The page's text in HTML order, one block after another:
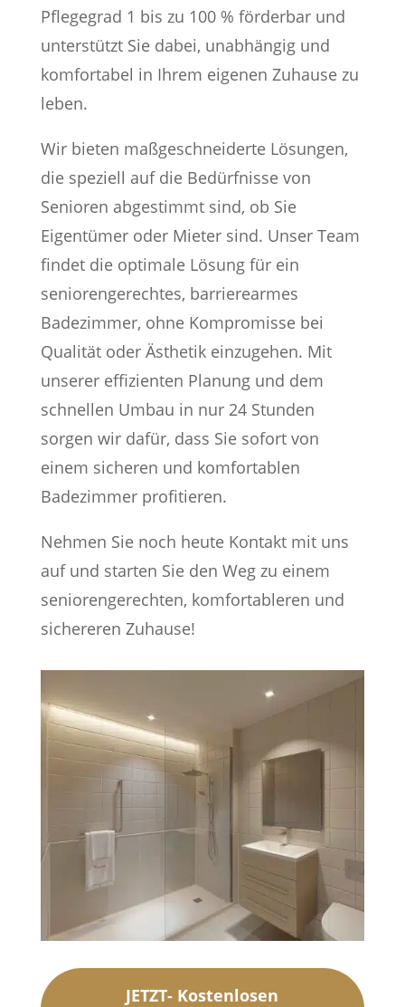
Pflegegrad 1 bis zu 100 % förderbar und
unterstützt Sie dabei, unabhängig und
komfortabel in Ihrem eigenen Zuhause zu
leben.
Wir bieten maßgeschneiderte Lösungen,
die speziell auf die Bedürfnisse von
Senioren abgestimmt sind, ob Sie
Eigentümer oder Mieter sind. Unser Team
findet die optimale Lösung für ein
seniorengerechtes, barrierearmes
Badezimmer, ohne Kompromisse bei
Qualität oder Ästhetik einzugehen. Mit
unserer effizienten Planung und dem
schnellen Umbau in nur 24 Stunden
sorgen wir dafür, dass Sie sofort von
einem sicheren und komfortablen
Badezimmer profitieren.
Nehmen Sie noch heute Kontakt mit uns
auf und starten Sie den Weg zu einem
seniorengerechten, komfortableren und
sichereren Zuhause!
JETZT- Kostenlosen